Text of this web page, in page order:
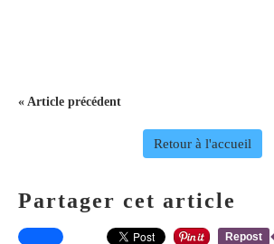
« Article précédent
Retour à l'accueil
Partager cet article
Repost